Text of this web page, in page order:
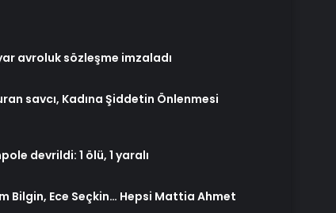
avroluk sözleşme imzaladı
savcı, Kadına Şiddetin Önlenmesi
devrildi: 1 ölü, 1 yaralı
Bilgin, Ece Seçkin… Hepsi Mattia Ahmet